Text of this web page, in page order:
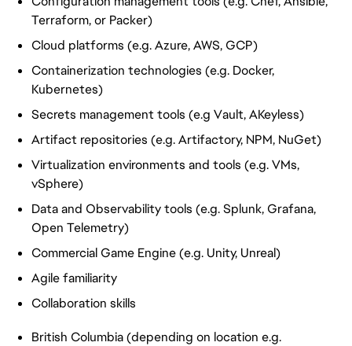
Terraform, or Packer)
Cloud platforms (e.g. Azure, AWS, GCP)
Containerization technologies (e.g. Docker,
Kubernetes)
Secrets management tools (e.g Vault, AKeyless)
Artifact repositories (e.g. Artifactory, NPM, NuGet)
Virtualization environments and tools (e.g. VMs,
vSphere)
Data and Observability tools (e.g. Splunk, Grafana,
Open Telemetry)
Commercial Game Engine (e.g. Unity, Unreal)
Agile familiarity
Collaboration skills
British Columbia (depending on location e.g.